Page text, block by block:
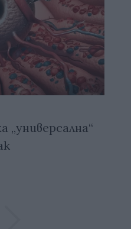
„универсална“